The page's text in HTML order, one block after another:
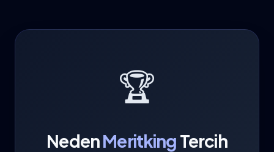
🏆
NedenMeritking Tercih